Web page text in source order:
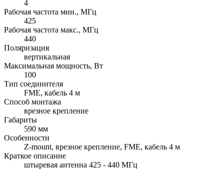
4
Рабочая частота мин., МГц
425
Рабочая частота макс., МГц
440
Поляризация
вертикальная
Максимальная мощность, Вт
100
Тип соединителя
FME, кабель 4 м
Способ монтажа
врезное крепление
Габариты
590 мм
Особенности
Z-mount, врезное крепление, FME, кабель 4 м
Краткое описание
штыревая антенна 425 - 440 МГц